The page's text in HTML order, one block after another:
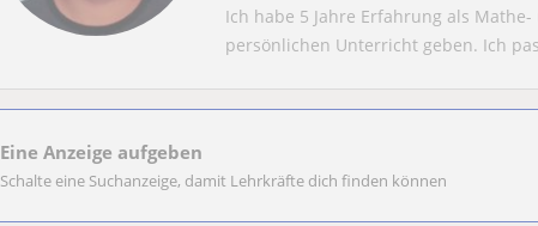
Ich habe 5 Jahre Erfahrung als
persönlichen Unterricht geben. Ich
Eine Anzeige aufgeben
Schalte eine Suchanzeige, damit Lehrkräfte dich finden können